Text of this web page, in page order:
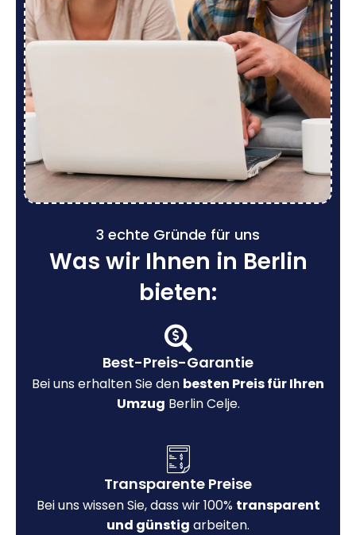
3 echte Gründe für uns
Was wir Ihnen in Berlin
bieten:
Best-Preis-Garantie
Bei uns erhalten Sie den besten Preis für Ihren
Umzug Berlin Celje.
Transparente Preise
Bei uns wissen Sie, dass wir 100% transparent
und günstig arbeiten.